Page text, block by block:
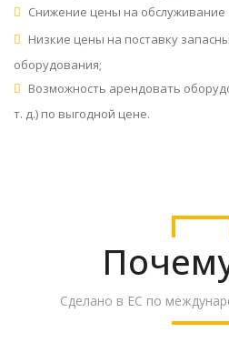
Снижение цены на обслуживание
Низкие цены на поставку
оборудования;
Возможность арендовать
т. д.) по выгодной цене.
Сделано в ЕС по